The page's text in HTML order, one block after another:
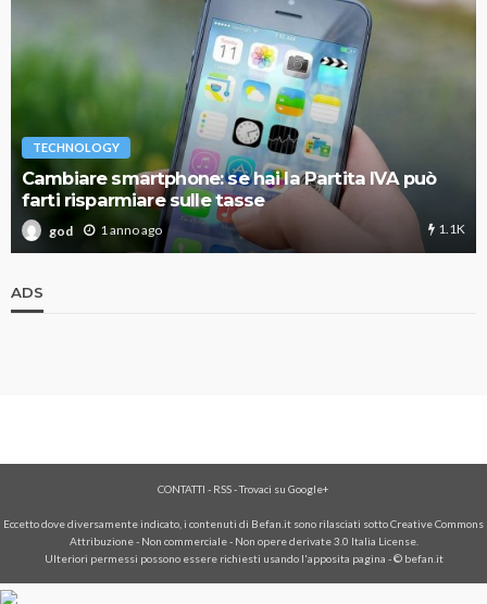
TECHNOLOGY
Cambiare smartphone: se hai la Partita IVA può
farti risparmiare sulle tasse
god 1 anno ago 1.1K
ADS
CONTATTI - RSS-Trovaci su Google+
Eccetto dove diversamente indicato, i contenuti di Befan.it sono rilasciati sotto Creative Commons
Attribuzione - Non commerciale - Non opere derivate 3.0 Italia License.
Ulteriori permessi possono essere richiesti usando l'apposita pagina - © befan.it